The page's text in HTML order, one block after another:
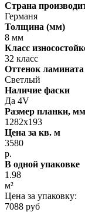
Страна
Германя
Толщина (мм)
8 мм
Класс
32 класс
Оттенок ламината
Светлый
Наличие фаски
Да 4V
Размер планки, мм
1282х193
Цена за кв. м
3580
р.
В одной упаковке
1.98
м²
Цена за упаковку:
7088 руб